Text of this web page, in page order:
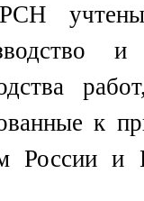
РСН
к
России